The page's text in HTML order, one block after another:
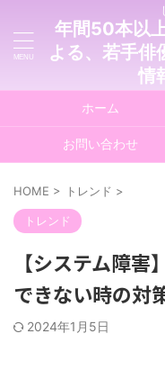
年間50本以
よる、若手俳
情
ホーム
お問い合わせ
HOME > トレンド >
トレンド
【システム障
できない時の対
2024年1月5日